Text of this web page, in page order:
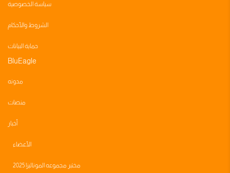
سياسة الخصوصية
الشروط والأحكام
حماية البيانات
BluEagle
مدونه
منصات
أخبار
الأعضاء
مختبر مجموعه الموناليزا 2025